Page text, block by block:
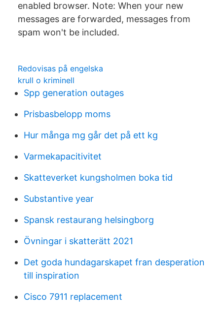
enabled browser. Note: When your new
messages are forwarded, messages from
spam won't be included.
Redovisas på engelska
krull o kriminell
Spp generation outages
Prisbasbelopp moms
Hur många mg går det på ett kg
Varmekapacitivitet
Skatteverket kungsholmen boka tid
Substantive year
Spansk restaurang helsingborg
Övningar i skatterätt 2021
Det goda hundagarskapet fran desperation
till inspiration
Cisco 7911 replacement